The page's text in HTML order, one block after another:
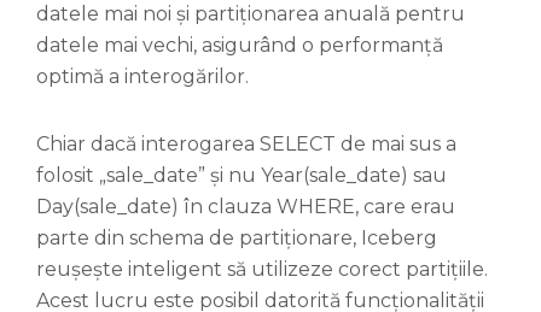
datele mai noi și partiționarea anuală pentru
datele mai vechi, asigurând o performanță
optimă a interogărilor.
Chiar dacă interogarea SELECT de mai sus a
folosit „sale_date” și nu Year(sale_date) sau
Day(sale_date) în clauza WHERE, care erau
parte din schema de partiționare, Iceberg
reușește inteligent să utilizeze corect partițiile.
Acest lucru este posibil datorită funcționalității